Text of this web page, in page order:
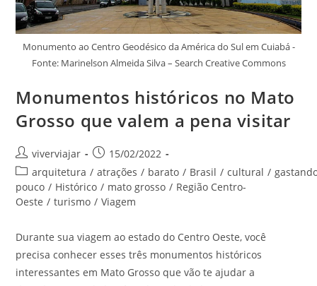
Monumento ao Centro Geodésico da América do Sul em Cuiabá -
Fonte: Marinelson Almeida Silva – Search Creative Commons
Monumentos históricos no Mato
Grosso que valem a pena visitar
Autor
do
post:
viverviajar
Post
publicado:
15/02/2022
Categoria
do
post:
arquitetura / atrações / barato / Brasil / cultural /
pouco / Histórico / mato grosso / Região Centro-
Oeste / turismo / Viagem
Durante sua viagem ao estado do Centro Oeste, você
precisa conhecer esses três monumentos históricos
interessantes em Mato Grosso que vão te ajudar a